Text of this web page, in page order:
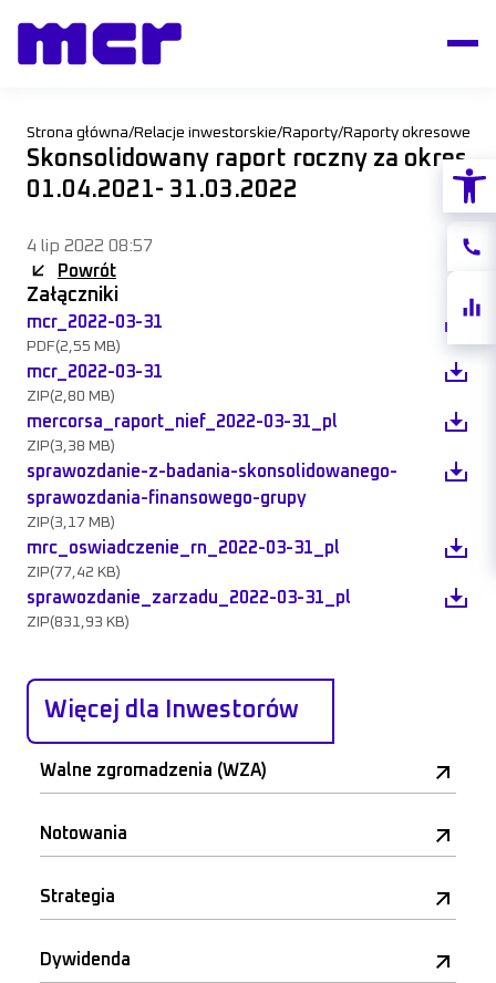
akcji
Strona główna/Relacje inwestorskie/Raporty/Raporty okresowe
Skonsolidowany raport roczny za okres
01.04.2021- 31.03.2022
4 lip 2022 08:57
Powrót
Załączniki
mcr_2022-03-31
PDF(2,55 MB)
mcr_2022-03-31
ZIP(2,80 MB)
mercorsa_raport_nief_2022-03-31_pl
ZIP(3,38 MB)
sprawozdanie-z-badania-skonsolidowanego-
sprawozdania-finansowego-grupy
ZIP(3,17 MB)
mrc_oswiadczenie_rn_2022-03-31_pl
ZIP(77,42 KB)
sprawozdanie_zarzadu_2022-03-31_pl
ZIP(831,93 KB)
Więcej dla Inwestorów
Walne zgromadzenia (WZA)
Notowania
Strategia
Dywidenda